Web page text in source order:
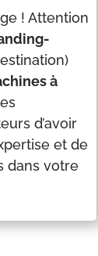
! Attention
à
d’avoir
et de
dans votre